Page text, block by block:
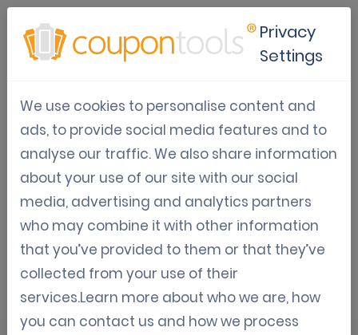
Soluciones de Marketing
Móvil para
Menudo
La plataforma de marketing líder en el sector
minorista. Si crees que lanzar
campañas digitales es difícil, no has probado
Coupontools todavía.
Regístrate para una prueba
Privacy
Settings
We use cookies to personalise content and
ads, to provide social media features and to
analyse our traffic. We also share information
about your use of our site with our social
media, advertising and analytics partners
who may combine it with other information
that you’ve provided to them or that they’ve
collected from your use of their
services.Learn more about who we are, how
you can contact us and how we process